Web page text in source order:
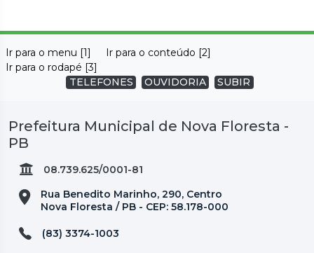
Ir para o menu [1]
Ir para o conteúdo [2]
Ir para o rodapé [3]
TELEFONES
OUVIDORIA SUBIR
Prefeitura Municipal de Nova Floresta -
PB
08.739.625/0001-81
Rua Benedito Marinho, 290, Centro
Nova Floresta / PB - CEP: 58.178-000
(83) 3374-1003